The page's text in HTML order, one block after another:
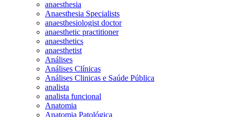
anaesthesia
Anaesthesia Specialists
anaesthesiologist doctor
anaesthetic practitioner
anaesthetics
anaesthetist
Análises
Análises Clínicas
Análises Clinicas e Saúde Pública
analista
analista funcional
Anatomia
Anatomia Patológica